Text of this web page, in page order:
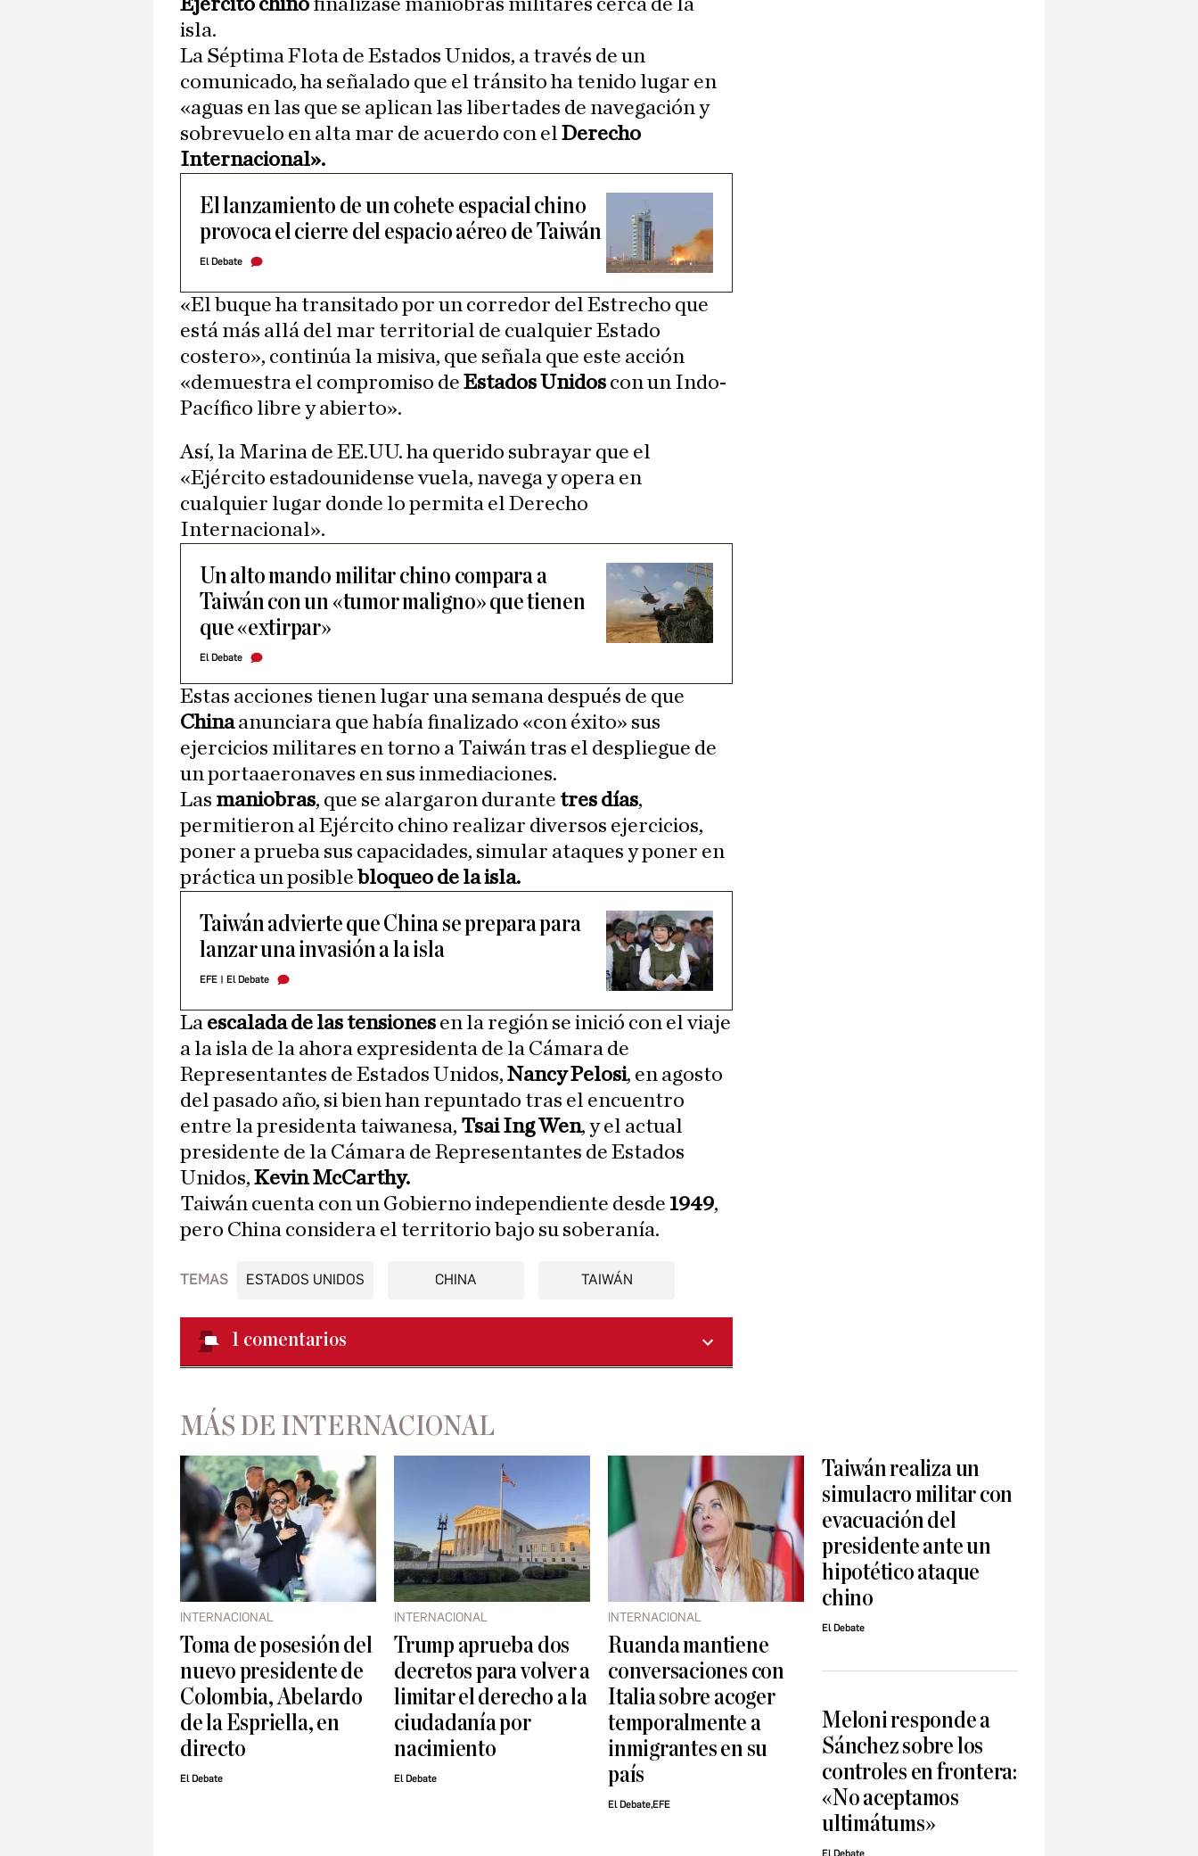
Ejército chino finalizase maniobras militares cerca de la
isla.
La Séptima Flota de Estados Unidos, a través de un
comunicado, ha señalado que el tránsito ha tenido lugar en
«aguas en las que se aplican las libertades de navegación y
sobrevuelo en alta mar de acuerdo con el Derecho
Internacional».
El lanzamiento de un cohete espacial chino
provoca el cierre del espacio aéreo de Taiwán
El Debate
«El buque ha transitado por un corredor del Estrecho que
está más allá del mar territorial de cualquier Estado
costero», continúa la misiva, que señala que este acción
«demuestra el compromiso de Estados Unidos con un Indo-
Pacífico libre y abierto».
Así, la Marina de EE.UU. ha querido subrayar que el
«Ejército estadounidense vuela, navega y opera en
cualquier lugar donde lo permita el Derecho
Internacional».
Un alto mando militar chino compara a
Taiwán con un «tumor maligno» que tienen
que «extirpar»
El Debate
Estas acciones tienen lugar una semana después de que
Chinaanunciara que había finalizado «con éxito» sus
ejercicios militares en torno a Taiwán tras el despliegue de
un portaaeronaves en sus inmediaciones.
Las maniobras, que se alargaron durante tres días,
permitieron al Ejército chino realizar diversos ejercicios,
poner a prueba sus capacidades, simular ataques y poner en
práctica un posible bloqueo de la isla.
Taiwán advierte que China se prepara para
lanzar una invasión a la isla
EFE El Debate
La escalada de las tensiones en la región se inició con el viaje
a la isla de la ahora expresidenta de la Cámara de
Representantes de Estados Unidos, Nancy Pelosi, en agosto
del pasado año, si bien han repuntado tras el encuentro
entre la presidenta taiwanesa, Tsai Ing Wen, y el actual
presidente de la Cámara de Representantes de Estados
Unidos, Kevin McCarthy.
Taiwán cuenta con un Gobierno independiente desde 1949,
pero China considera el territorio bajo su soberanía.
TEMAS ESTADOS UNIDOS CHINA TAIWÁN
1 comentarios
MÁS DE INTERNACIONAL
INTERNACIONAL
Toma de posesión del
nuevo presidente de
Colombia, Abelardo
de la Espriella, en
directo
El Debate
INTERNACIONAL
Trump aprueba dos
decretos para volver a
limitar el derecho a la
ciudadanía por
nacimiento
El Debate
INTERNACIONAL
Ruanda mantiene
conversaciones con
Italia sobre acoger
temporalmente a
inmigrantes en su
país
El Debate,EFE
Taiwán realiza un
simulacro militar con
evacuación del
presidente ante un
hipotético ataque
chino
El Debate
Meloni responde a
Sánchez sobre los
controles en frontera:
«No aceptamos
ultimátums»